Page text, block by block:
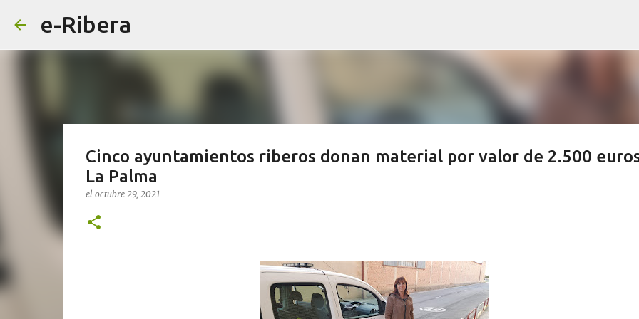
e-Ribera
Cinco ayuntamientos riberos donan material por valor de 2.500
La Palma
el octubre 29, 2021